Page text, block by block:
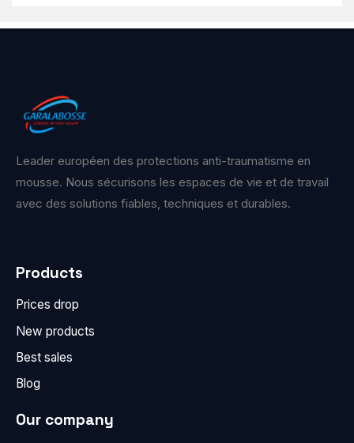
Leader européen des protections anti-traumatisme en
mousse. Nous sécurisons les espaces de vie et de travail
avec des solutions fiables, techniques et durables.
Products
Prices drop
New products
Best sales
Blog
Our company